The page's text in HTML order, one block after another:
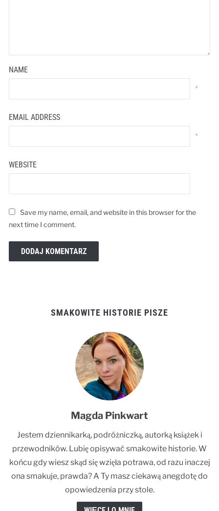
NAME
*
EMAIL ADDRESS
*
WEBSITE
Save my name, email, and website in this browser for the
next time I comment.
SMAKOWITE HISTORIE PISZE
Magda Pinkwart
Jestem dziennikarką, podróżniczką, autorką książek i
przewodników. Lubię opisywać smakowite historie. W
końcu gdy wiesz skąd się wzięła potrawa, od razu inaczej
ona smakuje, prawda? A Ty masz ciekawą anegdotę do
opowiedzenia przy stole.